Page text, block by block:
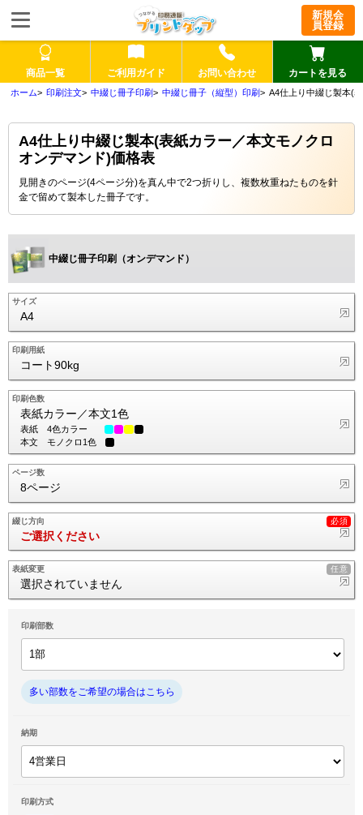
新規会
員登録
商品一覧 ご利用ガイド お問い合わせ カートを見る
印刷注文 中綴じ冊子印刷 中綴じ冊子（縦型）印刷 A4仕上り中綴じ製本(
A4仕上り中綴じ製本(表紙カラー／本文モノクロ
オンデマンド)価格表
見開きのページ(4ページ分)を真ん中で2つ折りし、複数枚重ねたものを針
金で留めて製本した冊子です。
中綴じ冊子印刷（オンデマンド）
サイズ
A4
印刷用紙
コート90kg
印刷色数
表紙カラー／本文1色
表紙
4色カラー
本文
モノクロ1色
ページ数
8ページ
綴じ方向
ご選択ください
表紙変更
選択されていません
印刷部数
多い部数をご希望の場合はこちら
納期
印刷方式